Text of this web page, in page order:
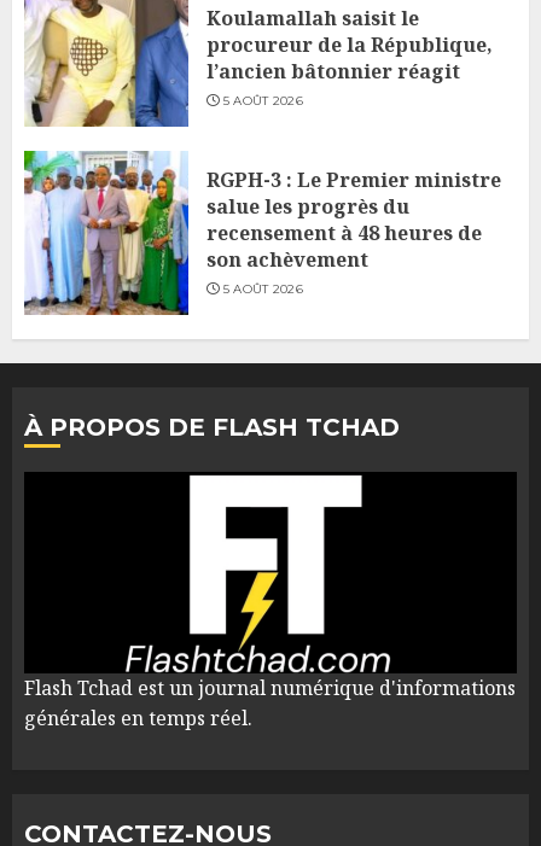
Koulamallah saisit le
procureur de la République,
l’ancien bâtonnier réagit
5 AOÛT 2026
RGPH-3 : Le Premier ministre
salue les progrès du
recensement à 48 heures de
son achèvement
5 AOÛT 2026
À PROPOS DE FLASH TCHAD
Flash Tchad est un journal numérique d'informations
générales en temps réel.
CONTACTEZ-NOUS